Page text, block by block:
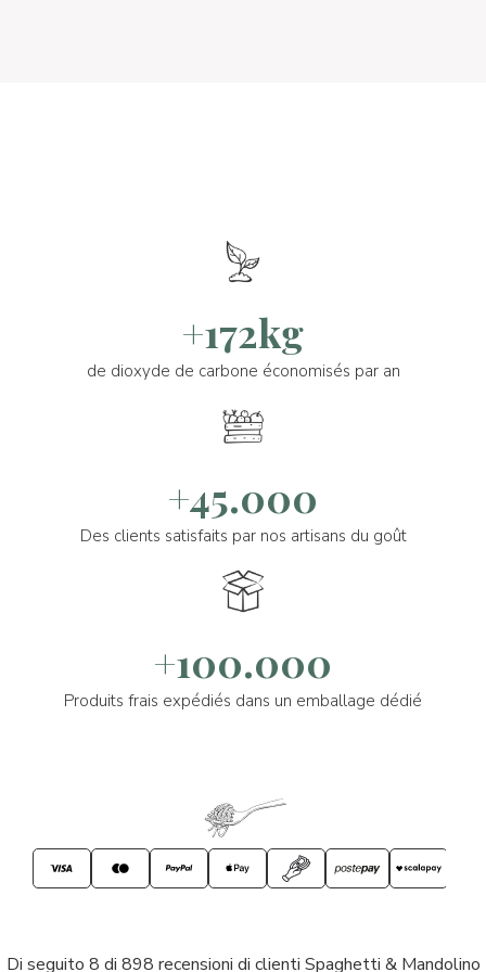
+172kg
de dioxyde de carbone économisés par an
+45.000
Des clients satisfaits par nos artisans du goût
+100.000
Produits frais expédiés dans un emballage dédié
Di seguito 8 di 898 recensioni di clienti Spaghetti & Mandolino